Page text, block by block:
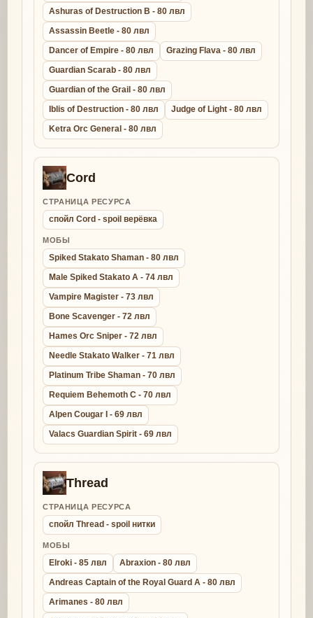
Ashuras of Destruction B - 80 лвл
Assassin Beetle - 80 лвл
Dancer of Empire - 80 лвл
Grazing Flava - 80 лвл
Guardian Scarab - 80 лвл
Guardian of the Grail - 80 лвл
Iblis of Destruction - 80 лвл
Judge of Light - 80 лвл
Ketra Orc General - 80 лвл
Cord
СТРАНИЦА РЕСУРСА
спойл Cord - spoil верёвка
МОБЫ
Spiked Stakato Shaman - 80 лвл
Male Spiked Stakato A - 74 лвл
Vampire Magister - 73 лвл
Bone Scavenger - 72 лвл
Hames Orc Sniper - 72 лвл
Needle Stakato Walker - 71 лвл
Platinum Tribe Shaman - 70 лвл
Requiem Behemoth C - 70 лвл
Alpen Cougar I - 69 лвл
Valacs Guardian Spirit - 69 лвл
Thread
СТРАНИЦА РЕСУРСА
спойл Thread - spoil нитки
МОБЫ
Elroki - 85 лвл
Abraxion - 80 лвл
Andreas Captain of the Royal Guard A - 80 лвл
Arimanes - 80 лвл